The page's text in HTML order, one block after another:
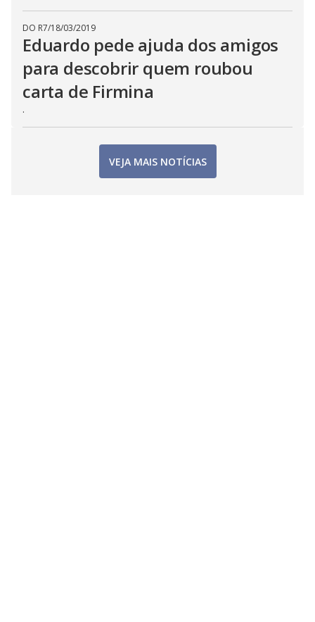
DO R7/18/03/2019
Eduardo pede ajuda dos amigos
para descobrir quem roubou
carta de Firmina
.
VEJA MAIS NOTÍCIAS